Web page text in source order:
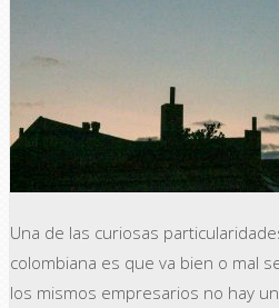
Una de las curiosas
colombiana es que va bien o mal
los mismos empresarios no hay